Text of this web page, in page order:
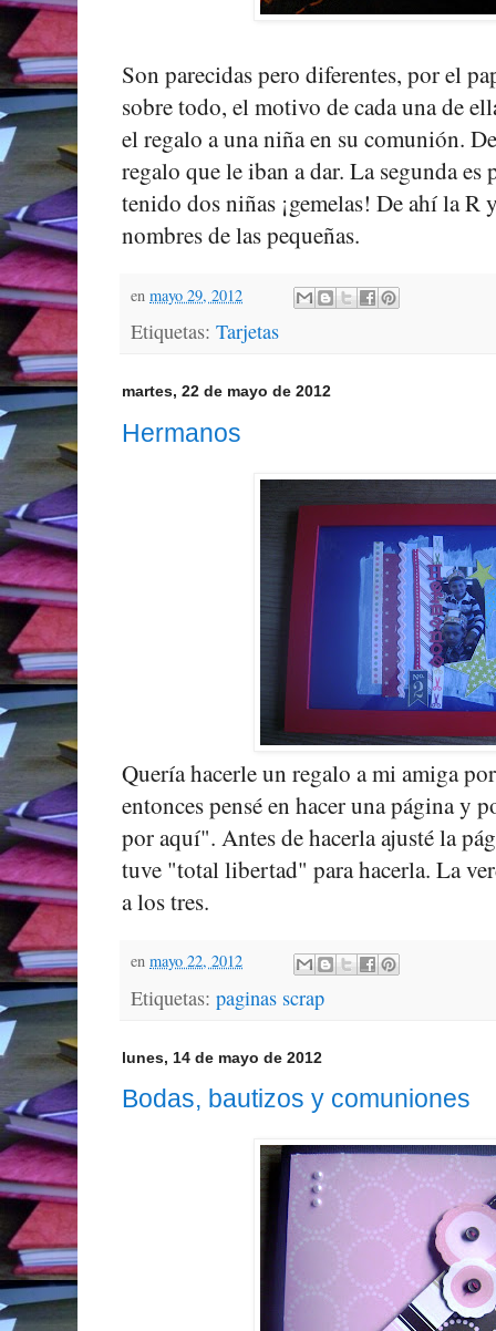
Son parecidas pero diferentes, por el
sobre todo, el motivo de cada una de
el regalo a una niña en su comunión.
regalo que le iban a dar. La segunda es
tenido dos niñas ¡gemelas! De ahí la R
nombres de las pequeñas.
en mayo 29, 2012
Etiquetas: Tarjetas
martes, 22 de mayo de 2012
Hermanos
Quería hacerle un regalo a mi amiga
entonces pensé en hacer una página y
por aquí". Antes de hacerla ajusté la
tuve "total libertad" para hacerla. La
a los tres.
en mayo 22, 2012
Etiquetas: paginas scrap
lunes, 14 de mayo de 2012
Bodas, bautizos y comuniones